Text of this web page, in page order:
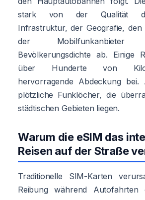
stark von der Qualität
Infrastruktur, der Geografie, den
der
Bevölkerungsdichte ab. Einige
über Hunderte von
hervorragende Abdeckung bei.
plötzliche Funklöcher, die
städtischen Gebieten liegen.
Warum die eSIM das
Reisen auf der Straße
Traditionelle SIM-Karten
Reibung während Autofahrten